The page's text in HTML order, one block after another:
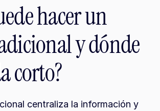
hacer un
y dónde
corto?
centraliza la información y